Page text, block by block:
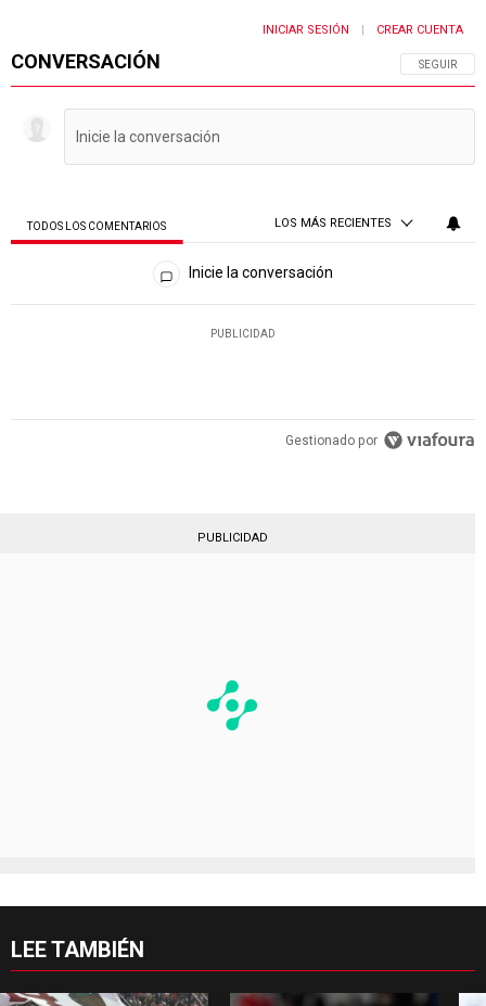
CONVERSACIÓN SIGA ESTA
SEGUIR
INICIAR SESIÓN CREAR CUENTA
TODOS LOS COMENTARIOS LOS MÁS RECIENTES
Todos los comentarios
Inicie la conversación
PUBLICIDAD
Gestionado por
PUBLICIDAD
LEE TAMBIÉN